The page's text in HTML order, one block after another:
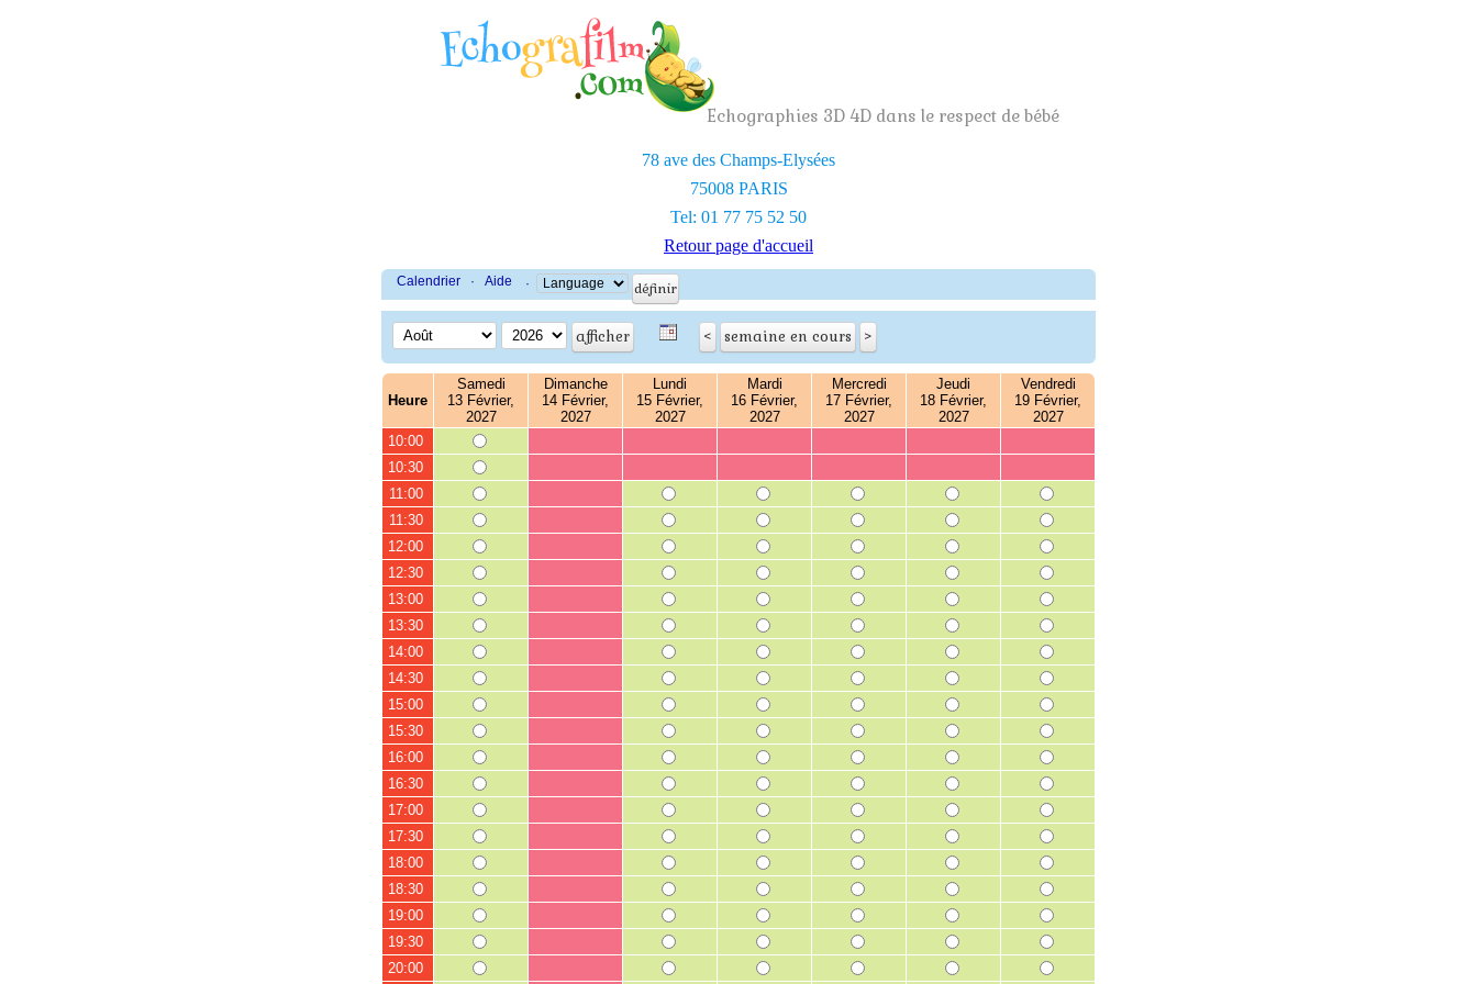
Echographies 3D 4D dans le respect de bébé
78 ave des Champs-Elysées
75008 PARIS
Tel: 01 77 75 52 50
Retour page d'accueil
Calendrier · Aide ·
Heure
Samedi
13 Février,
2027
Dimanche
14 Février,
2027
Lundi
15 Février,
2027
Mardi
16 Février,
2027
Mercredi
17 Février,
2027
Jeudi
18 Février,
2027
Vendredi
19 Février,
2027
10:00
10:30
11:00
11:30
12:00
12:30
13:00
13:30
14:00
14:30
15:00
15:30
16:00
16:30
17:00
17:30
18:00
18:30
19:00
19:30
20:00